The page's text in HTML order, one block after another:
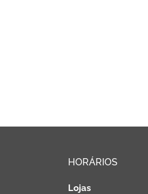
HORÁRIOS
Lojas